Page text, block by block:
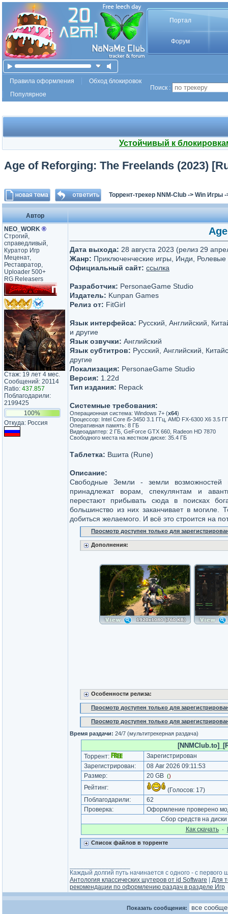
Портал
Форум
Правила оформления
Обход блокировок
Популярное
Поиск :
Устойчивый к
Age of Reforging: The Freelands (2023)
Торрент-трекер NNM-Club -> Win Игры
Автор
NEO_WORK ®
Строгий,
справедливый,
Куратор Игр
Меценат,
Реставратор,
Uploader 500+
RG Releasers
Стаж: 19 лет 4 мес.
Сообщений: 20114
Ratio: 437.857
Поблагодарили:
2199425
100%
Откуда: Россия
Дата выхода: 28 августа 2023 (релиз 29
Жанр: Приключенческие игры, Инди, Ролевые
Официальный сайт: ссылка
Разработчик: PersonaeGame Studio
Издатель: Kunpan Games
Релиз от: FitGirl
Язык интерфейса: Русский, Английский,
и другие
Язык озвучки: Английский
Язык субтитров: Русский, Английский,
другие
Локализация: PersonaeGame Studio
Версия: 1.22d
Тип издания: Repack
Системные требования:
Операционная система: Windows 7+ (х64)
Процессор: Intel Core i5-3450 3.1 ГГц, AMD FX-6300 X6 3.5
Оперативная память: 8 ГБ
Видеоадаптер: 2 ГБ, GeForce GTX 660, Radeon HD 7870
Свободного места на жестком диске: 35.4 ГБ
Таблетка: Вшита (Rune)
Описание:
Свободные Земли - земли возможностей
принадлежат ворам, спекулянтам и
перестают прибывать сюда в поисках
большинство из них заканчивает в могиле.
добиться желаемого. И всё это строится на
Просмотр доступен только для
Дополнения:
Особенности релиза:
Просмотр доступен только для
Просмотр доступен только для
Время раздачи: 24/7 (мультитрекерная раздача)
Торрент:
Зарегистрирован
Зарегистрирован:
08 Авг 2026 09:11:53
Размер:
20 GB ()
Рейтинг: (Голосов: 17)
Поблагодарили:
62
Проверка:
Оформление проверено
Сбор средств на
Как cкачать·
Список файлов в торренте
Каждый долгий путь начинается с одного - с первого
Антология классических шутеров от id Software
Для
рекомендации по оформлению раздач в разделе Игр
Показать сообщения: